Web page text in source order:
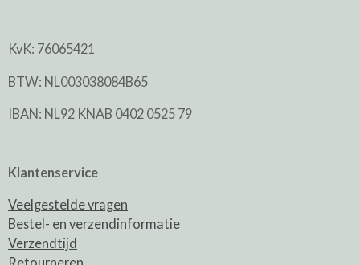
KvK: 76065421
BTW: NL003038084B65
IBAN: NL92 KNAB 0402 0525 79
Klantenservice
Veelgestelde vragen
Bestel- en verzendinformatie
Verzendtijd